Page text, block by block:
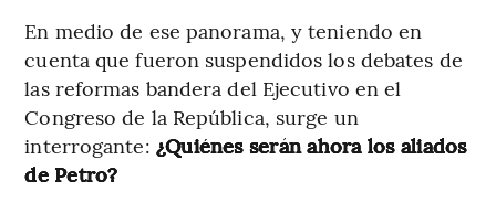
En medio de ese panorama, y teniendo en
cuenta que fueron suspendidos los debates de
las reformas bandera del Ejecutivo en el
Congreso de la República, surge un
interrogante: ¿Quiénes serán ahora los aliados
de Petro?